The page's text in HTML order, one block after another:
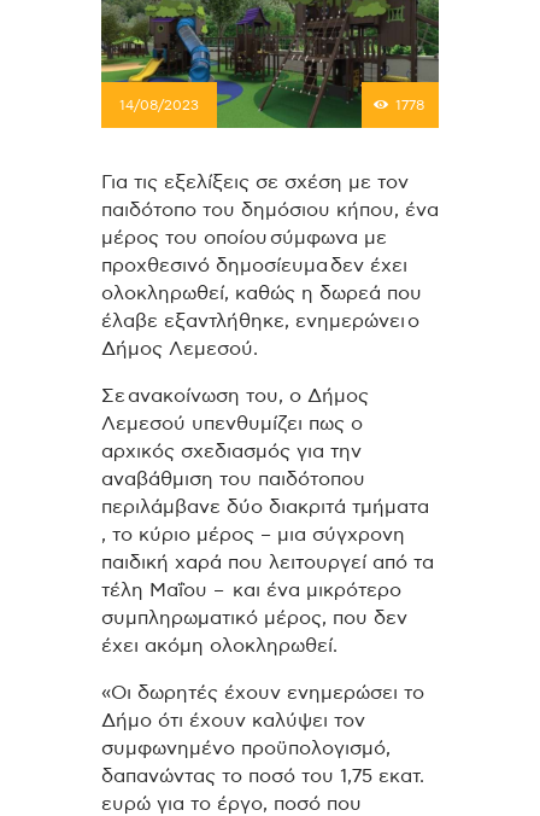
14/08/2023 1778
Για τις εξελίξεις σε σχέση με τον
παιδότοπο του δημόσιου κήπου, ένα
μέρος του οποίου σύμφωνα με
προχθεσινό δημοσίευμα δεν έχει
ολοκληρωθεί, καθώς η δωρεά που
έλαβε εξαντλήθηκε, ενημερώνει ο
Δήμος Λεμεσού.
Σε ανακοίνωση του, ο Δήμος
Λεμεσού υπενθυμίζει πως ο
αρχικός σχεδιασμός για την
αναβάθμιση του παιδότοπου
περιλάμβανε δύο διακριτά τμήματα
, το κύριο μέρος – μια σύγχρονη
παιδική χαρά που λειτουργεί από τα
τέλη Μαΐου – και ένα μικρότερο
συμπληρωματικό μέρος, που δεν
έχει ακόμη ολοκληρωθεί.
«Οι δωρητές έχουν ενημερώσει το
Δήμο ότι έχουν καλύψει τον
συμφωνημένο προϋπολογισμό,
δαπανώντας το ποσό του 1,75 εκατ.
ευρώ για το έργο, ποσό που